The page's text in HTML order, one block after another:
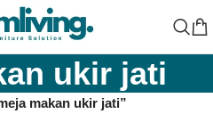
ukir jati
makan ukir jati”